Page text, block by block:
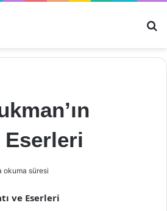
Eserleri
okuma süresi
ve Eserleri